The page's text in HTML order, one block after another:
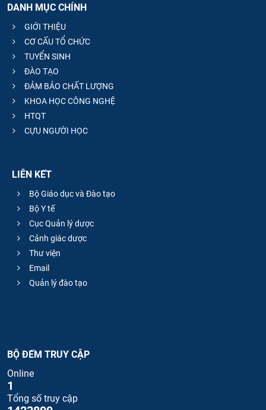
DANH MỤC CHÍNH
GIỚI THIỆU
CƠ CẤU TỔ CHỨC
TUYỂN SINH
ĐÀO TẠO
ĐẢM BẢO CHẤT LƯỢNG
KHOA HỌC CÔNG NGHỆ
HTQT
CỰU NGƯỜI HỌC
LIÊN KẾT
Bộ Giáo dục và Đào tạo
Bộ Y tế
Cục Quản lý dược
Cảnh giác dược
Thư viện
Email
Quản lý đào tạo
BỘ ĐẾM TRUY CẬP
Online
1
Tổng số truy cập